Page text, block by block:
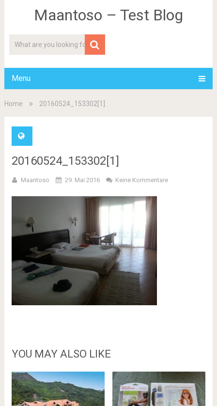
Maantoso – Test Blog
Menu
Home 20160524_153302[1]
20160524_153302[1]
Maantoso 29. Mai 2016 Keine Kommentare
YOU MAY ALSO LIKE